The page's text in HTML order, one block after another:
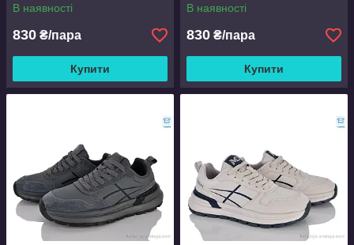
В наявності
830 ₴/пара
Купити
В наявності
830 ₴/пара
Купити